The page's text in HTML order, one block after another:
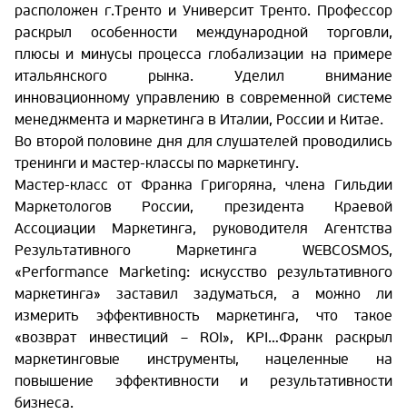
расположен г.Тренто и Университ Тренто. Профессор
раскрыл особенности международной торговли,
плюсы и минусы процесса глобализации на примере
итальянского рынка. Уделил внимание
инновационному управлению в современной системе
менеджмента и маркетинга в Италии, России и Китае.
Во второй половине дня для слушателей проводились
тренинги и мастер-классы по маркетингу.
Мастер-класс от Франка Григоряна, члена Гильдии
Маркетологов России, президента Краевой
Ассоциации Маркетинга, руководителя Агентства
Результативного Маркетинга WEBCOSMOS,
«Performance Marketing: искусство результативного
маркетинга» заставил задуматься, а можно ли
измерить эффективность маркетинга, что такое
«возврат инвестиций – ROI», KPI…Франк раскрыл
маркетинговые инструменты, нацеленные на
повышение эффективности и результативности
бизнеса.